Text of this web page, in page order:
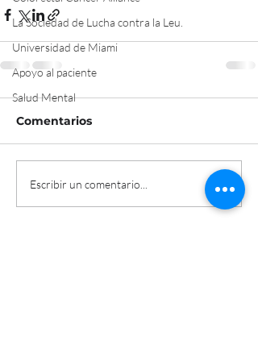
La Sociedad de Lucha contra la Leu.
Universidad de Miami
Apoyo al paciente
Salud Mental
Comentarios
Escribir un comentario...